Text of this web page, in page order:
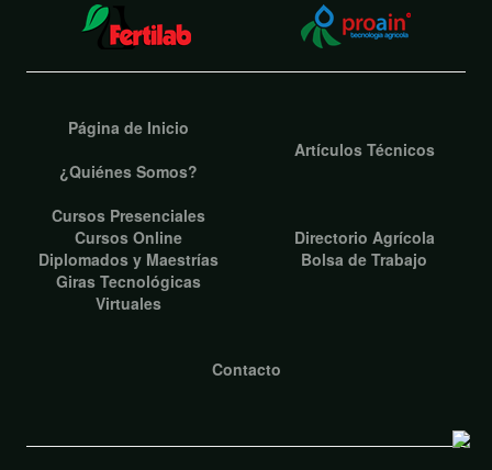
Página de Inicio
¿Quiénes Somos?
Artículos Técnicos
Cursos Presenciales
Cursos Online
Diplomados y Maestrías
Giras Tecnológicas
Virtuales
Directorio Agrícola
Bolsa de Trabajo
Contacto